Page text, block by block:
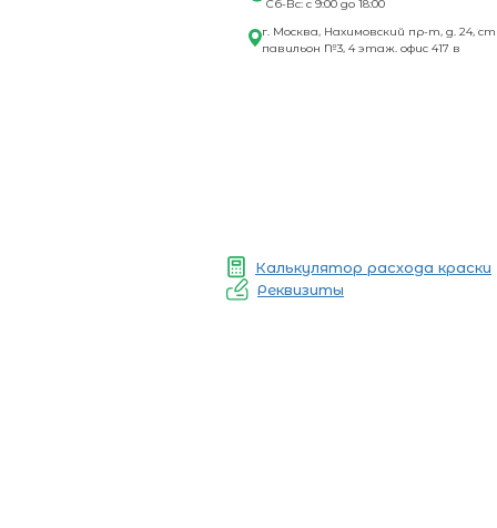
Сб-Вс: с 9:00 до 18:00
г. Москва, Нахимовский пр-т, д. 24,
павильон №3, 4 этаж. офис 417 в
Калькулятор расхода краски
Реквизиты